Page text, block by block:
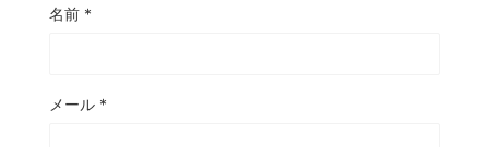
名前 *
メール *